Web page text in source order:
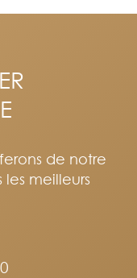
de notre
meilleurs